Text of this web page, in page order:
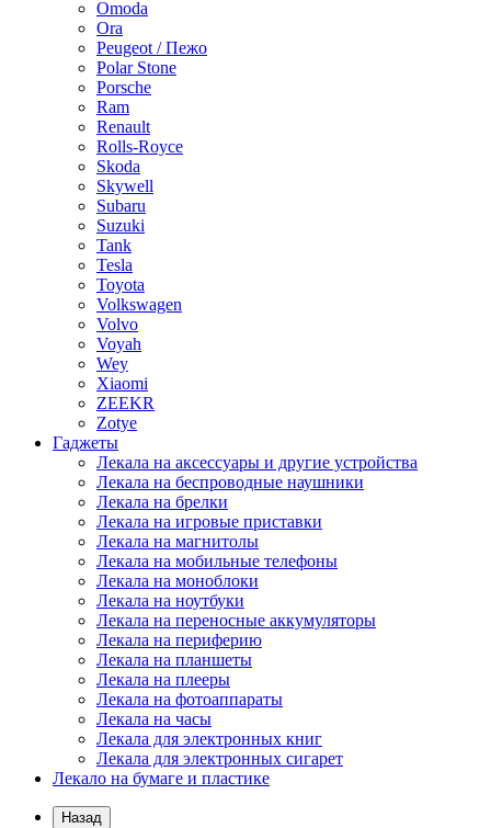
Omoda
Ora
Peugeot / Пежо
Polar Stone
Porsche
Ram
Renault
Rolls-Royce
Skoda
Skywell
Subaru
Suzuki
Tank
Tesla
Toyota
Volkswagen
Volvo
Voyah
Wey
Xiaomi
ZEEKR
Zotye
Гаджеты
Лекала на аксессуары и другие устройства
Лекала на беспроводные наушники
Лекала на брелки
Лекала на игровые приставки
Лекала на магнитолы
Лекала на мобильные телефоны
Лекала на моноблоки
Лекала на ноутбуки
Лекала на переносные аккумуляторы
Лекала на периферию
Лекала на планшеты
Лекала на плееры
Лекала на фотоаппараты
Лекала на часы
Лекала для электронных книг
Лекала для электронных сигарет
Лекало на бумаге и пластике
Назад